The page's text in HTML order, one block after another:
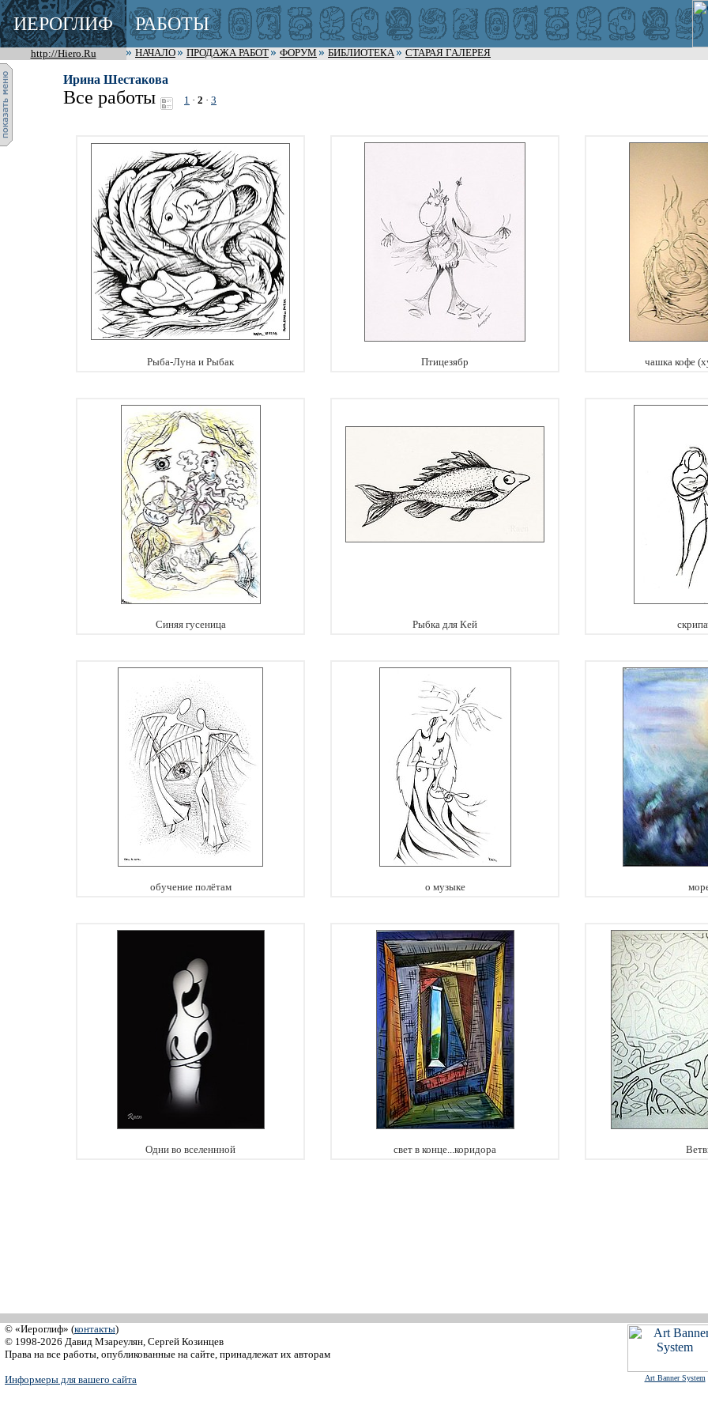
ИЕРОГЛИФ РАБОТЫ
http://Hiero.Ru НАЧАЛО ПРОДАЖА РАБОТ ФОРУМ БИБЛИОТЕКА СТАРАЯ ГАЛЕРЕЯ
Ирина Шестакова
Все работы 1 · 2 · 3
Рыба-Луна и Рыбак Птицезябр чашка кофе
Синяя гусеница Рыбка для Кей
обучение полётам о музыке
Одни во вселеннной свет в конце...коридора
© «Иероглиф» (контакты)
© 1998-2026 Давид Мзареулян, Сергей Козинцев
Права на все работы, опубликованные на сайте, принадлежат их авторам
Информеры для вашего сайта Art Banner System